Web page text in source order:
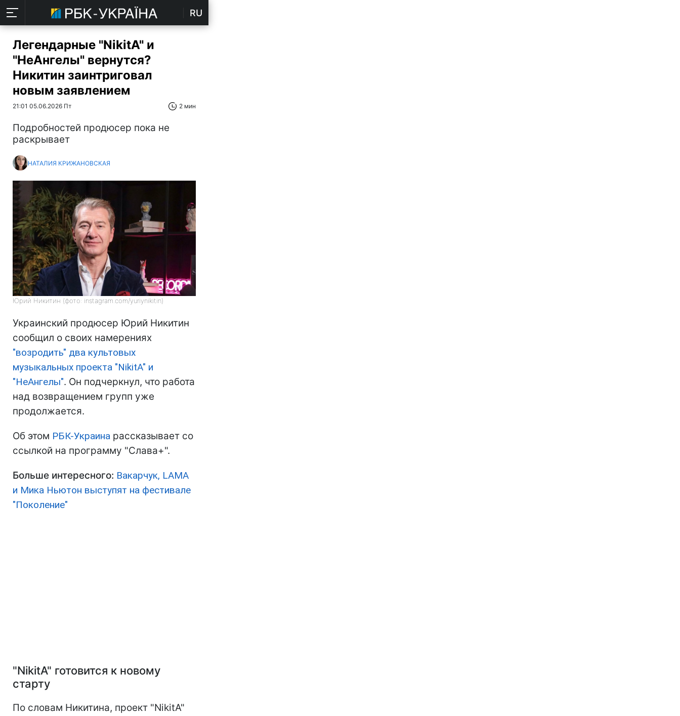
RU
Легендарные "NikitA" и
"НеАнгелы" вернутся?
Никитин заинтриговал
новым заявлением
21:01 05.06.2026 Пт 2 мин
Подробностей продюсер пока не
раскрывает
НАТАЛИЯ КРИЖАНОВСКАЯ
Юрий Никитин (фото: instagram.com/yuriynikitin)
Украинский продюсер Юрий Никитин
сообщил о своих намерениях
"возродить" два культовых
музыкальных проекта "NikitA" и
"НеАнгелы". Он подчеркнул, что работа
над возвращением групп уже
продолжается.
Об этом РБК-Украина рассказывает со
ссылкой на программу "Слава+".
Больше интересного: Вакарчук, LAMA
и Мика Ньютон выступят на фестивале
"Поколение"
"NikitA" готовится к новому
старту
По словам Никитина, проект "NikitA"